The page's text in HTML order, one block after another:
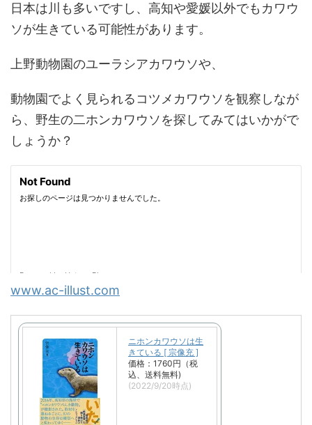
日本は川も多いですし、高知や愛媛以外でもカワウ
ソが生きている可能性があります。
上野動物園のユーラシアカワウソや、
動物園でよく見られるコツメカワウソを観察しなが
ら、野生の二ホンカワウソを探してみてはいかがで
しょうか？
www.ac-illust.com
ニホンカワウソは生
きている [ 宗像充 ]
価格：1760円（税
込、送料無料)
(2022/9/20時点)